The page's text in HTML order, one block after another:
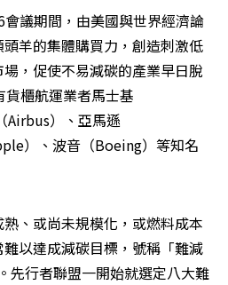
會議期間，由美國與世界經濟論
羊的集體購買力，創造刺激低
，促使不易減碳的產業早日脫
櫃航運業者馬士基
Airbus）、亞馬遜
）、波音（Boeing）等知名
、或尚未規模化，或燃料成本
以達成減碳目標，號稱「難減
行者聯盟一開始就選定八大難